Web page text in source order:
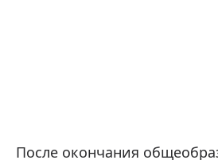
После окончания